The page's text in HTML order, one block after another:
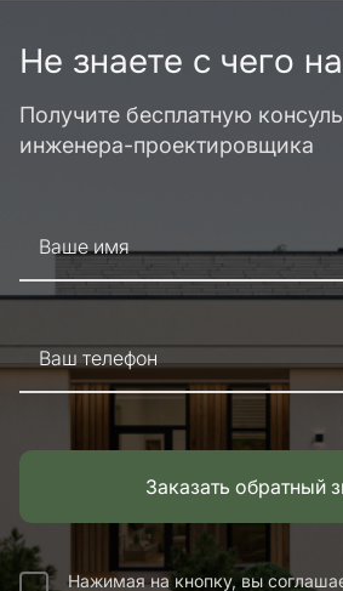
Не знаете с чего
Получите бесплатную
инженера-проектировщика
Ваше имя
Ваш телефон
Заказать обратный
Нажимая на кнопку, вы